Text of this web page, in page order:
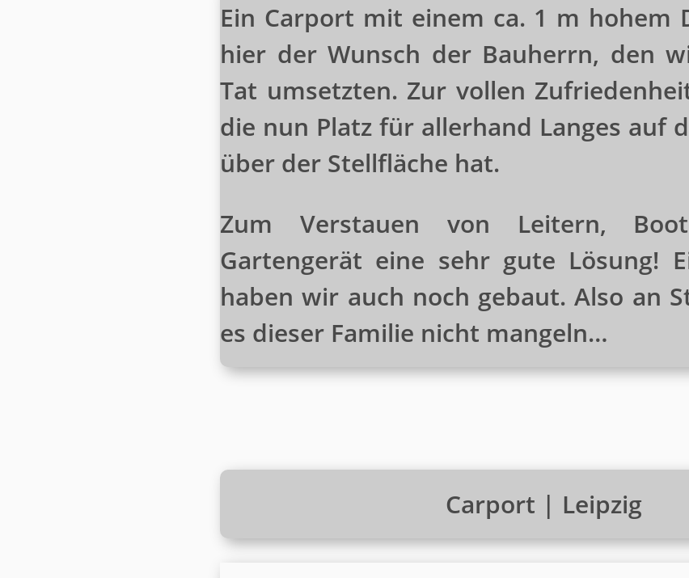
Ein Carport mit einem ca. 1 m hohem
hier der Wunsch der Bauherrn, den
Tat umsetzten. Zur vollen
die nun Platz für allerhand Langes auf
über der Stellfläche hat.
Zum Verstauen von Leitern,
Gartengerät eine sehr gute Lösung!
haben wir auch noch gebaut. Also an
es dieser Familie nicht mangeln…
Carport | Leipzig